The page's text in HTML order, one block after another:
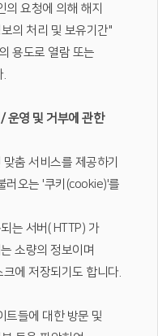
의 요청에 의해 해지
의 처리 및 보유기간"
용도로 열람 또는
운영 및 거부에 관한
춤 서비스를 제공하기
러오는 '쿠키(cookie)'를
는 서버( HTTP) 가
소량의 정보이며
에 저장되기도 합니다.
트들에 대한 방문 및